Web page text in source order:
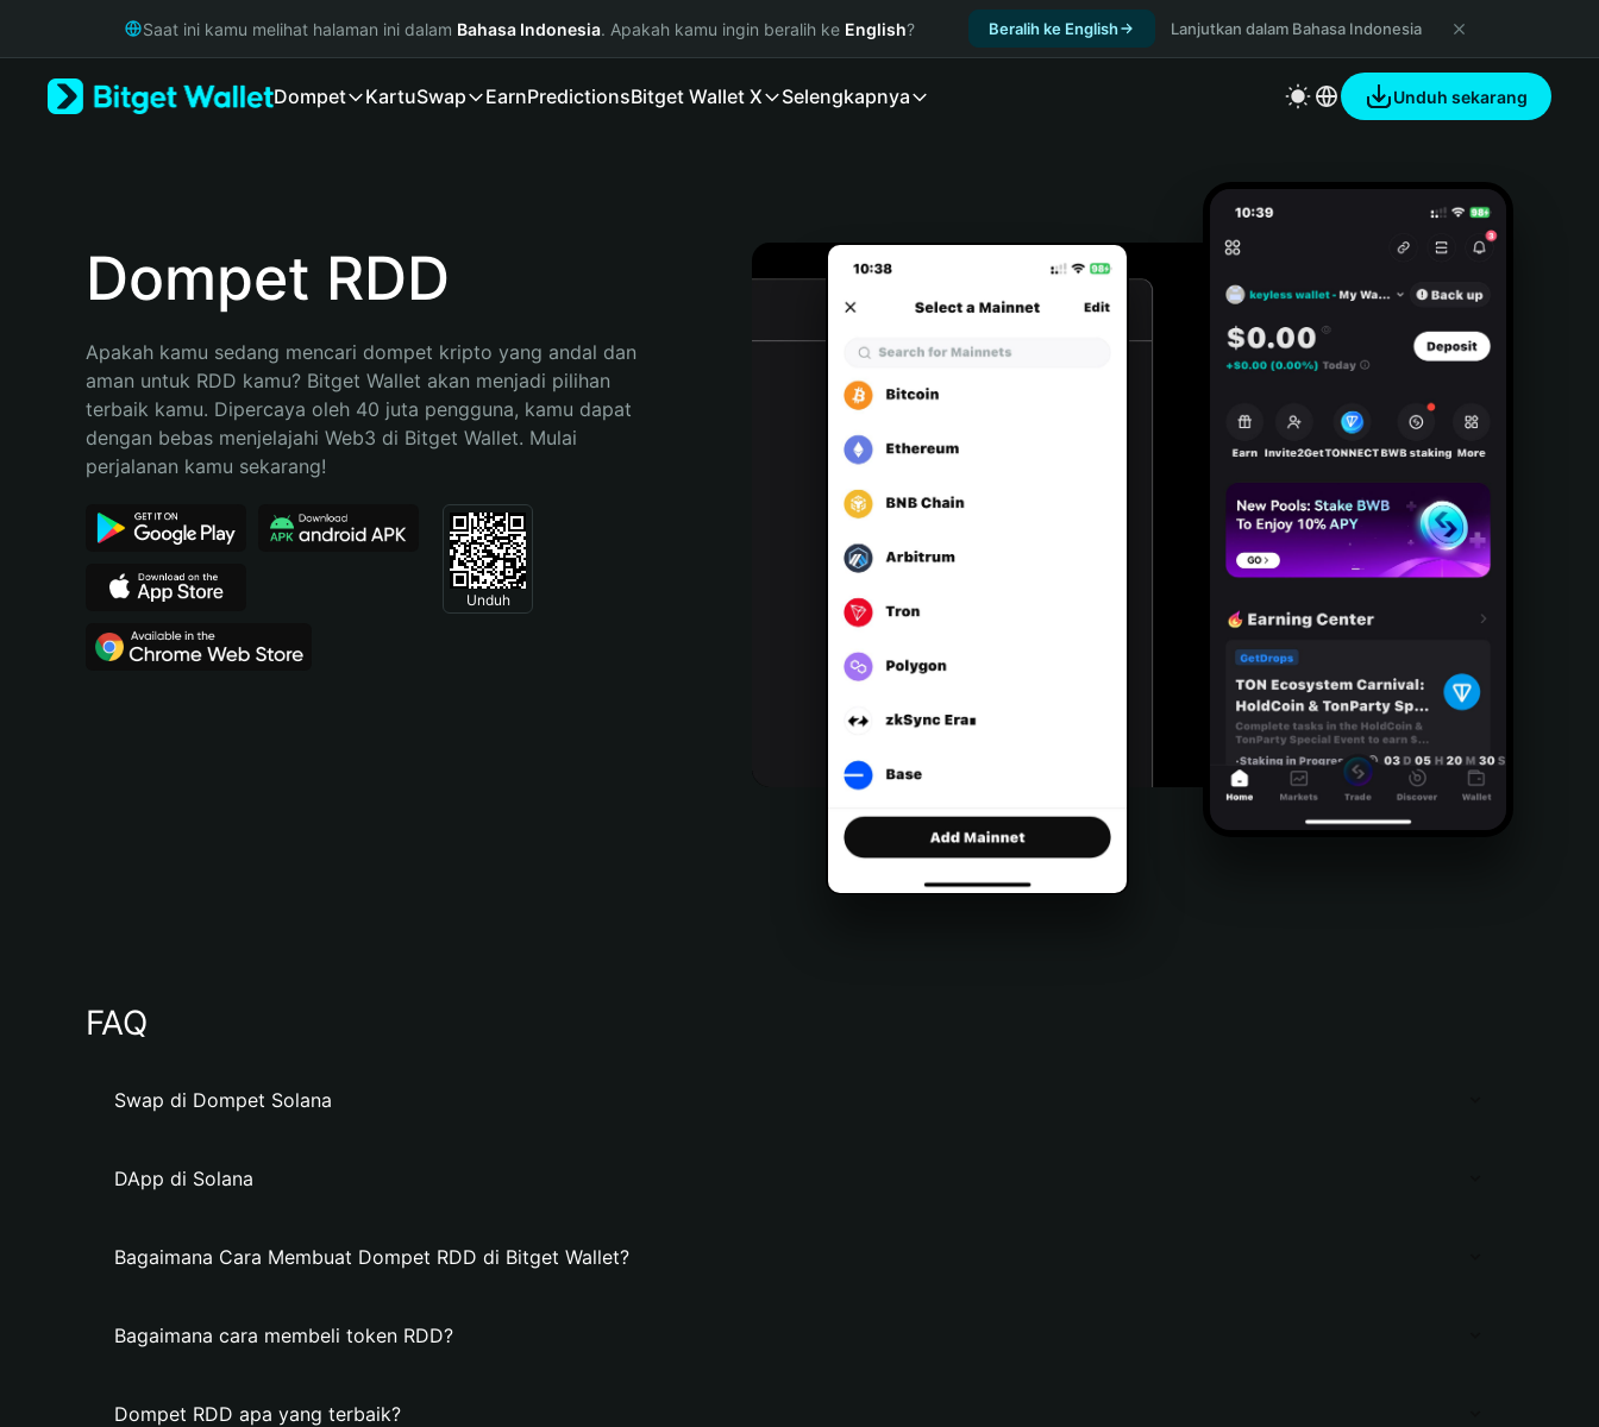
Русский
Bahasa Indonesia
Español (Argentina)
Saat ini kamu melihat halaman ini dalam Bahasa Indonesia. Apakah kamu ingin beralih ke English? Beralih ke English Lanjutkan dalam Bahasa Indonesia
Dompet KartuSwap EarnPredictionsBitget Wallet X Selengkapnya Unduh sekarang
Dompet RDD
Apakah kamu sedang mencari dompet kripto yang andal dan
aman untuk RDD kamu? Bitget Wallet akan menjadi pilihan
terbaik kamu. Dipercaya oleh 40 juta pengguna, kamu dapat
dengan bebas menjelajahi Web3 di Bitget Wallet. Mulai
perjalanan kamu sekarang!
Unduh
FAQ
Swap di Dompet Solana
DApp di Solana
Bagaimana Cara Membuat Dompet RDD di Bitget Wallet?
Bagaimana cara membeli token RDD?
Dompet RDD apa yang terbaik?